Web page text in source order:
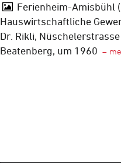
Ferienheim-Amisbühl
Hauswirtschaftliche
Dr. Rikli,
Beatenberg, um 1960